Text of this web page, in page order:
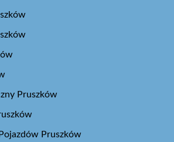
Pruszków
Pruszków